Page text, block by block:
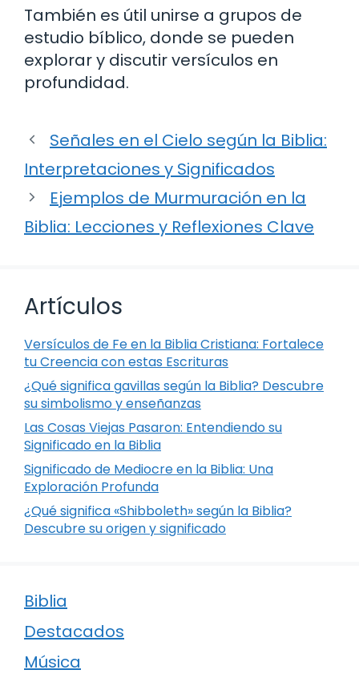
También es útil unirse a grupos de
estudio bíblico, donde se pueden
explorar y discutir versículos en
profundidad.
Señales en el Cielo según la Biblia:
Interpretaciones y Significados
Ejemplos de Murmuración en la
Biblia: Lecciones y Reflexiones Clave
Artículos
Versículos de Fe en la Biblia Cristiana: Fortalece
tu Creencia con estas Escrituras
¿Qué significa gavillas según la Biblia? Descubre
su simbolismo y enseñanzas
Las Cosas Viejas Pasaron: Entendiendo su
Significado en la Biblia
Significado de Mediocre en la Biblia: Una
Exploración Profunda
¿Qué significa «Shibboleth» según la Biblia?
Descubre su origen y significado
Biblia
Destacados
Música